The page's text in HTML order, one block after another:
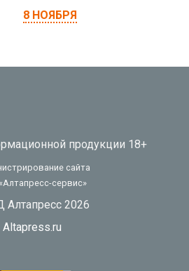
8 НОЯБРЯ
продукции 18+
сайта
сервис»
2026
Altapress.ru